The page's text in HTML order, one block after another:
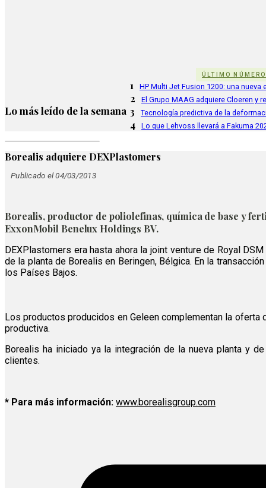
ÚLTIMO NÚMERO
Lo más leído de la semana
1 HP Multi Jet Fusion 1200: una
2 El Grupo MAAG adquiere Cloeren
3 Tecnología predictiva de la
4 Lo que Lehvoss llevará a Fakuma
Borealis adquiere DEXPlastomers
Publicado el 04/03/2013
Borealis, productor de poliolefinas, química de base y
ExxonMobil Benelux Holdings BV.
DEXPlastomers era hasta ahora la joint venture de Royal
de la planta de Borealis en Beringen, Bélgica. En la
los Países Bajos.
Los productos producidos en Geleen complementan la
productiva.
Borealis ha iniciado ya la integración de la nueva planta y
clientes.
* Para más información: www.borealisgroup.com